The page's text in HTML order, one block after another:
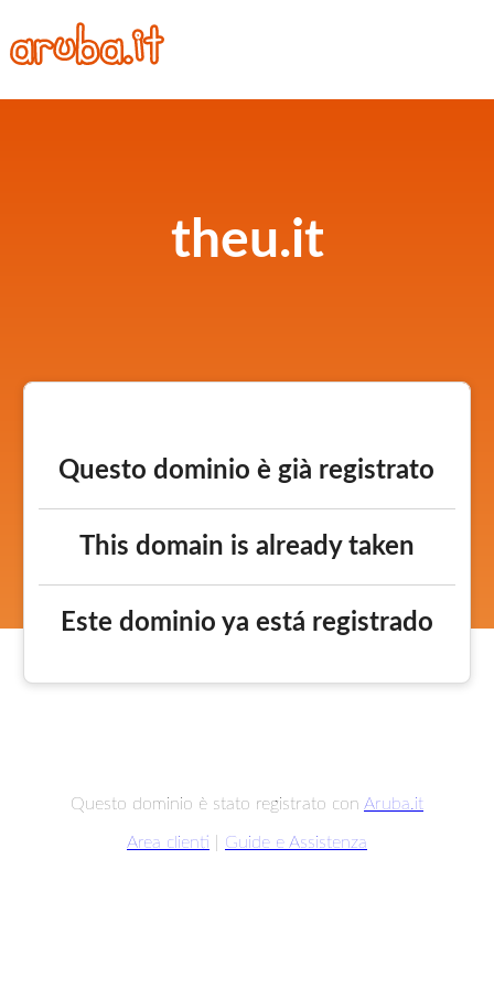
theu.it
Questo dominio è già registrato
This domain is already taken
Este dominio ya está registrado
Questo dominio è stato registrato con Aruba.it
Area clienti Guide e Assistenza